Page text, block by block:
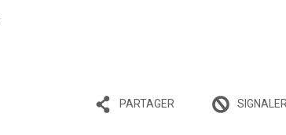
PARTAGER SIGNALER